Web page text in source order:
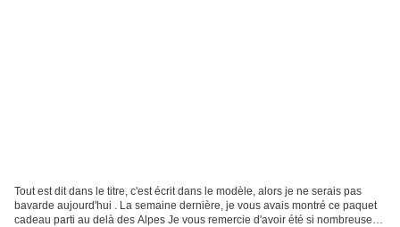
Tout est dit dans le titre, c'est écrit dans le modèle, alors je ne serais pas
bavarde aujourd'hui . La semaine dernière, je vous avais montré ce paquet
cadeau parti au delà des Alpes Je vous remercie d'avoir été si nombreuses